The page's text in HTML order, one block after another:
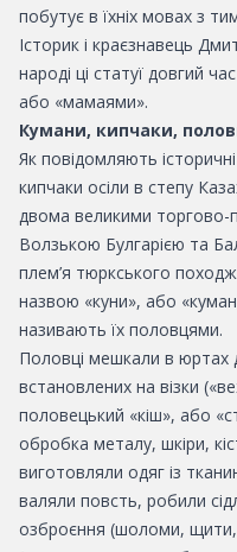
побутує в їхніх мовах з
Історик і краєзнавець
народі ці статуї довгий
або «мамаями».
Кумани, кипчаки,
Як повідомляють
кипчаки осіли в степу
двома великими торгово-
Волзькою Булгарією та
плем’я тюркського
назвою «куни», або
називають їх половцями.
Половці мешкали в юртах
встановлених на візки
половецький «кіш», або
обробка металу, шкіри,
виготовляли одяг із
валяли повсть, робили
озброєння (шоломи, щити,